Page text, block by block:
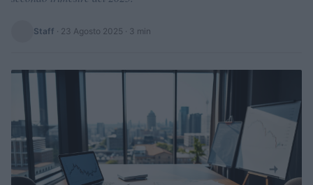
Staff · 23 Agosto 2025 · 3 min